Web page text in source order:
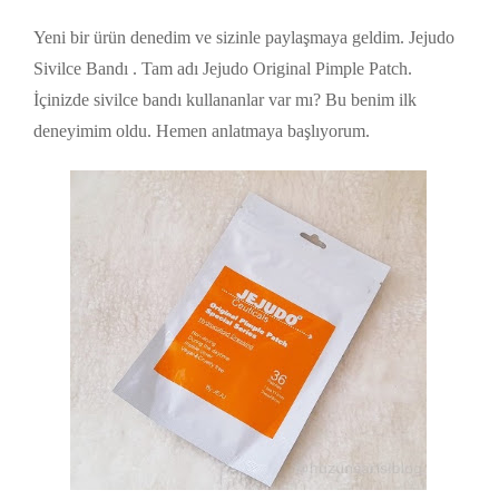
Yeni bir ürün denedim ve sizinle paylaşmaya geldim. Jejudo
Sivilce Bandı . Tam adı Jejudo Original Pimple Patch.
İçinizde sivilce bandı kullananlar var mı? Bu benim ilk
deneyimim oldu. Hemen anlatmaya başlıyorum.